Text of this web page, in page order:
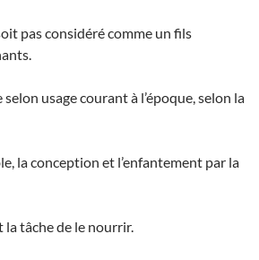
pas considéré comme un fils
usage courant à l’époque, selon la
la conception et l’enfantement par la
la tâche de le nourrir.